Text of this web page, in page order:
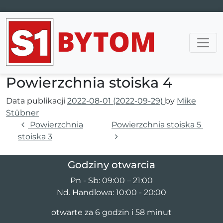
Main Navigation
Powierzchnia stoiska 4
Data publikacji 2022-08-01 (2022-09-29) by Mike
Stübner
Nawigacja wpisu
Powierzchnia
stoiska 3
Powierzchnia stoiska 5
Godziny otwarcia
Pn - Sb: 09:00 – 21:00
Nd. Handlowa: 10:00 - 20:00
otwarte za 6 godzin i 58 minut